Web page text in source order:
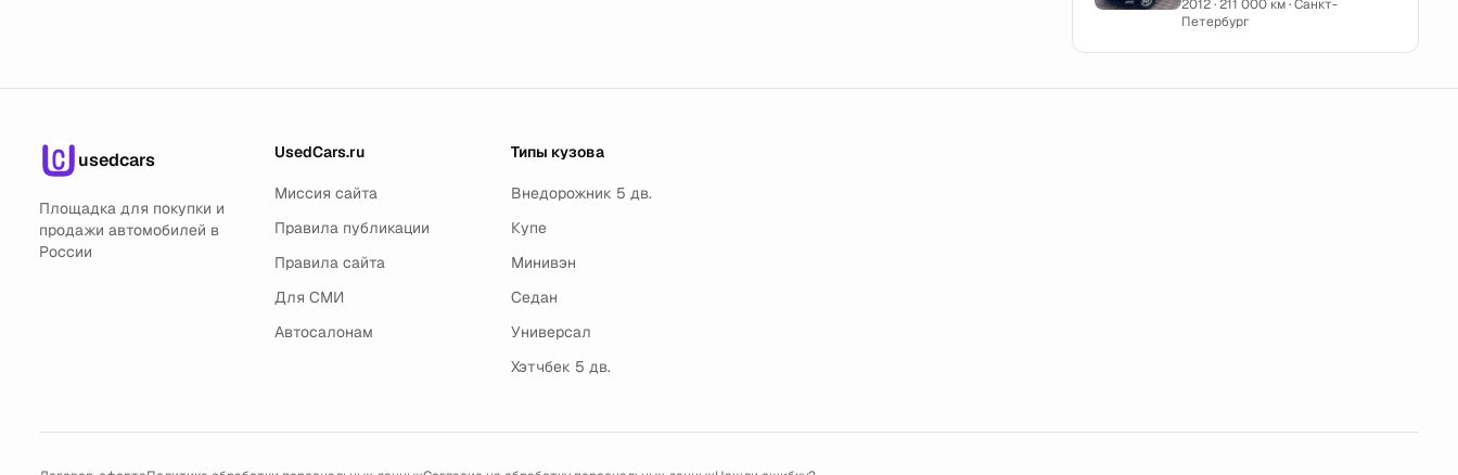
2012 · 211 000 км · Санкт-
Петербург
usedcars
Площадка для покупки и
продажи автомобилей в
России
UsedCars.ru
Миссия сайта
Правила публикации
Правила сайта
Для СМИ
Автосалонам
Типы кузова
Внедорожник 5 дв.
Купе
Минивэн
Седан
Универсал
Хэтчбек 5 дв.